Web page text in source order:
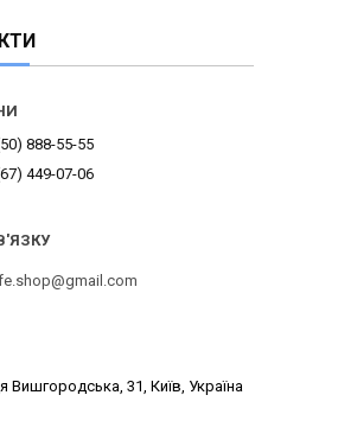
888-55-55
449-07-06
Вишгородська, 31, Київ, Україна